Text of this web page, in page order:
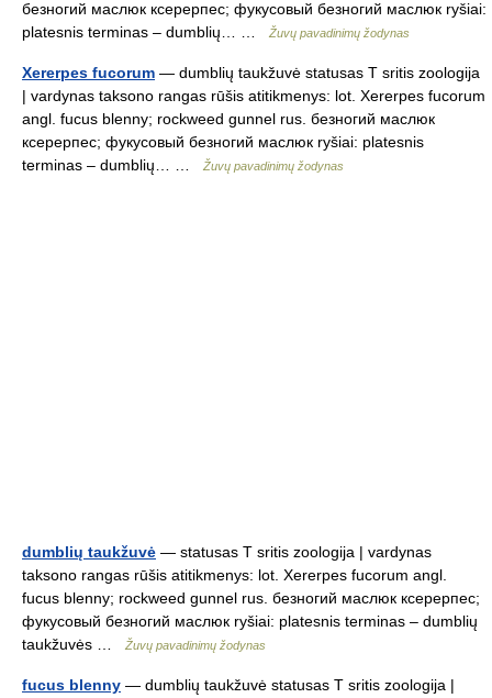
безногий маслюк ксерерпес; фукусовый безногий маслюк ryšiai:
platesnis terminas – dumblių… …
Žuvų pavadinimų žodynas
Xererpes fucorum — dumblių taukžuvė statusas T sritis zoologija
| vardynas taksono rangas rūšis atitikmenys: lot. Xererpes fucorum
angl. fucus blenny; rockweed gunnel rus. безногий маслюк
ксерерпес; фукусовый безногий маслюк ryšiai: platesnis
terminas – dumblių… …
Žuvų pavadinimų žodynas
dumblių taukžuvė — statusas T sritis zoologija | vardynas
taksono rangas rūšis atitikmenys: lot. Xererpes fucorum angl.
fucus blenny; rockweed gunnel rus. безногий маслюк ксерерпес;
фукусовый безногий маслюк ryšiai: platesnis terminas – dumblių
taukžuvės …
Žuvų pavadinimų žodynas
fucus blenny — dumblių taukžuvė statusas T sritis zoologija |